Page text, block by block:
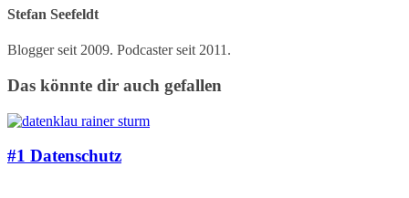
Stefan Seefeldt
Blogger seit 2009. Podcaster seit 2011.
Das könnte dir auch gefallen
#1 Datenschutz